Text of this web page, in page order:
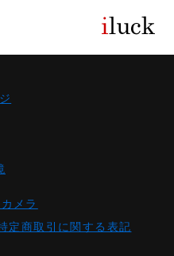
メラ
定商取引に関する表記